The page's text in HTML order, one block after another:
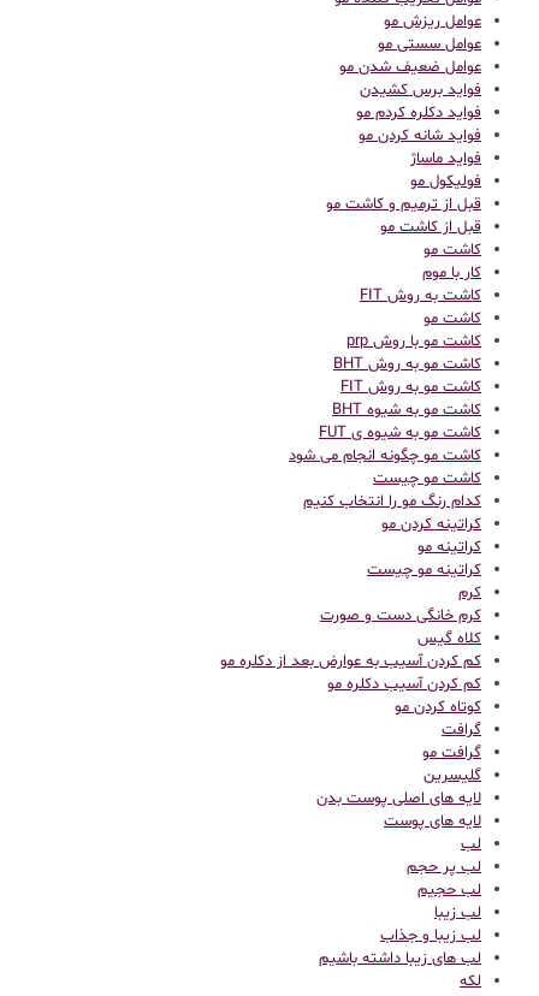
عوامل ریزش مو
عوامل سستی مو
عوامل ضعیف شدن مو
فواید برس کشیدن
فواید دکلره کردم مو
فواید شانه کردن مو
فواید ماساژ
فولیکول مو
قبل از ترمیم و کاشت مو
قبل از کاشت مو
كاشت مو
کار با موم
کاشت به روش FIT
کاشت مو
کاشت مو با روش prp
کاشت مو به روش BHT
کاشت مو به روش FIT
کاشت مو به شیوه BHT
کاشت مو به شیوه ی FUT
کاشت مو چگونه انجام می شود
کاشت مو چیست
کدام رنگ مو را انتخاب کنیم
کراتینه کردن مو
کراتینه مو
کراتینه مو چیست
کرم
کرم خانگی دست و صورت
کلاه گیس
کم کردن آسیب به عوارض بعد از دکلره مو
کم کردن آسیب دکلره مو
کوتاه کردن مو
گرافت
گرافت مو
گلیسرین
لایه های اصلی پوست بدن
لایه های پوست
لب
لب پر حجم
لب حجیم
لب زیبا
لب زیبا و جذاب
لب های زیبا داشته باشیم
لکه